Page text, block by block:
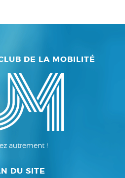
DE LA MOBILITÉ
autrement !
DU SITE